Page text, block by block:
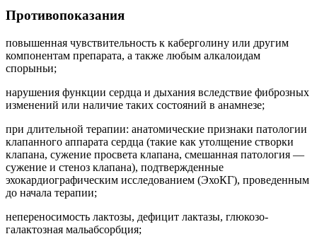
Противопоказания
повышенная чувствительность к каберголину или другим
компонентам препарата, а также любым алкалоидам
спорыньи;
нарушения функции сердца и дыхания вследствие фиброзных
изменений или наличие таких состояний в анамнезе;
при длительной терапии: анатомические признаки патологии
клапанного аппарата сердца (такие как утолщение створки
клапана, сужение просвета клапана, смешанная патология —
сужение и стеноз клапана), подтвержденные
эхокардиографическим исследованием (ЭхоКГ), проведенным
до начала терапии;
непереносимость лактозы, дефицит лактазы, глюкозо-
галактозная мальабсорбция;